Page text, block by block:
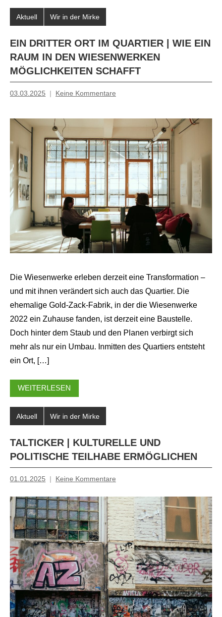
Aktuell Wir in der Mirke
EIN DRITTER ORT IM QUARTIER | WIE EIN
RAUM IN DEN WIESENWERKEN
MÖGLICHKEITEN SCHAFFT
03.03.2025
Mosche
Keine Kommentare
Die Wiesenwerke erleben derzeit eine Transformation –
und mit ihnen verändert sich auch das Quartier. Die
ehemalige Gold-Zack-Fabrik, in der die Wiesenwerke
2022 ein Zuhause fanden, ist derzeit eine Baustelle.
Doch hinter dem Staub und den Planen verbirgt sich
mehr als nur ein Umbau. Inmitten des Quartiers entsteht
ein Ort, […]
WEITERLESEN
Aktuell Wir in der Mirke
TALTICKER | KULTURELLE UND
POLITISCHE TEILHABE ERMÖGLICHEN
01.01.2025
Mosche
Keine Kommentare